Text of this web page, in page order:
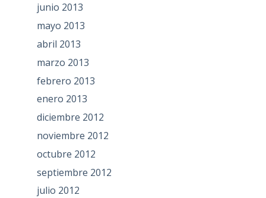
junio 2013
mayo 2013
abril 2013
marzo 2013
febrero 2013
enero 2013
diciembre 2012
noviembre 2012
octubre 2012
septiembre 2012
julio 2012